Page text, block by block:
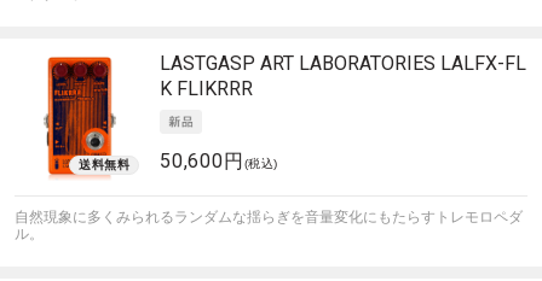
LASTGASP ART LABORATORIES LALFX-FL
K FLIKRRR
50,600円 (税込)
自然現象に多くみられるランダムな揺らぎを音量変化にもたらすトレモロペダ
ル。